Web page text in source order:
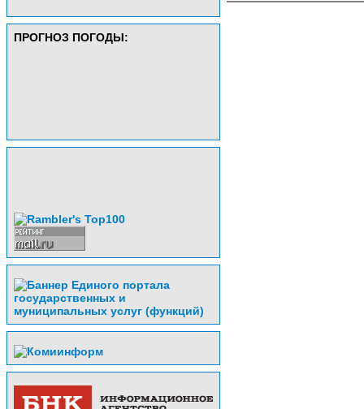
ПРОГНОЗ ПОГОДЫ: